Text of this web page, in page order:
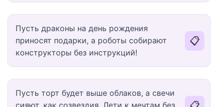
Пусть драконы на день рождения
приносят подарки, а роботы собирают
конструкторы без инструкций!
📋
Пусть торт будет выше облаков, а свечи